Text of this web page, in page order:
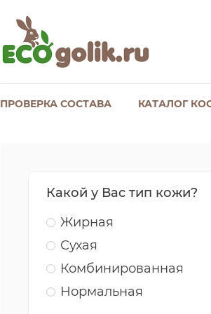
ПРОВЕРКА СОСТАВА КАТАЛОГ
Какой у Вас тип кожи?
Жирная
Сухая
Комбинированная
Нормальная